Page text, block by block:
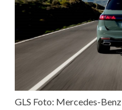
GLS Foto: Mercedes-Benz